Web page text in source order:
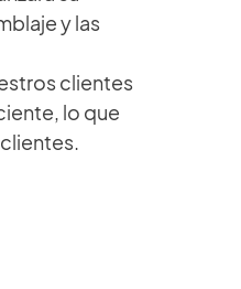
cualquier lugar,
códigos de
y
y las
clientes
lo que